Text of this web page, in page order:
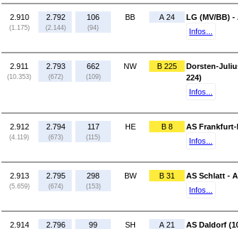
2.910
(1.175)
2.792
(2.144)
106
(94)
BB A 24
LG (MV/BB) -
Infos...
2.911
(10.353)
2.793
(672)
662
(109)
NW B 225
Dorsten-
224)
Infos...
2.912
(4.119)
2.794
(673)
117
(115)
HE B 8
AS Frankfurt-
Infos...
2.913
(5.659)
2.795
(674)
298
(153)
BW B 31
AS Schlatt -
Infos...
2.914 2.796 99 SH A 21
AS Daldorf